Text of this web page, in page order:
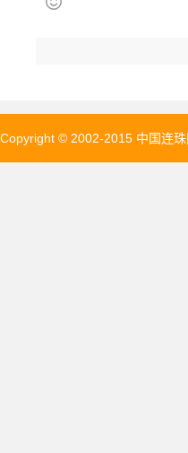
Copyright © 2002-2015 中国连